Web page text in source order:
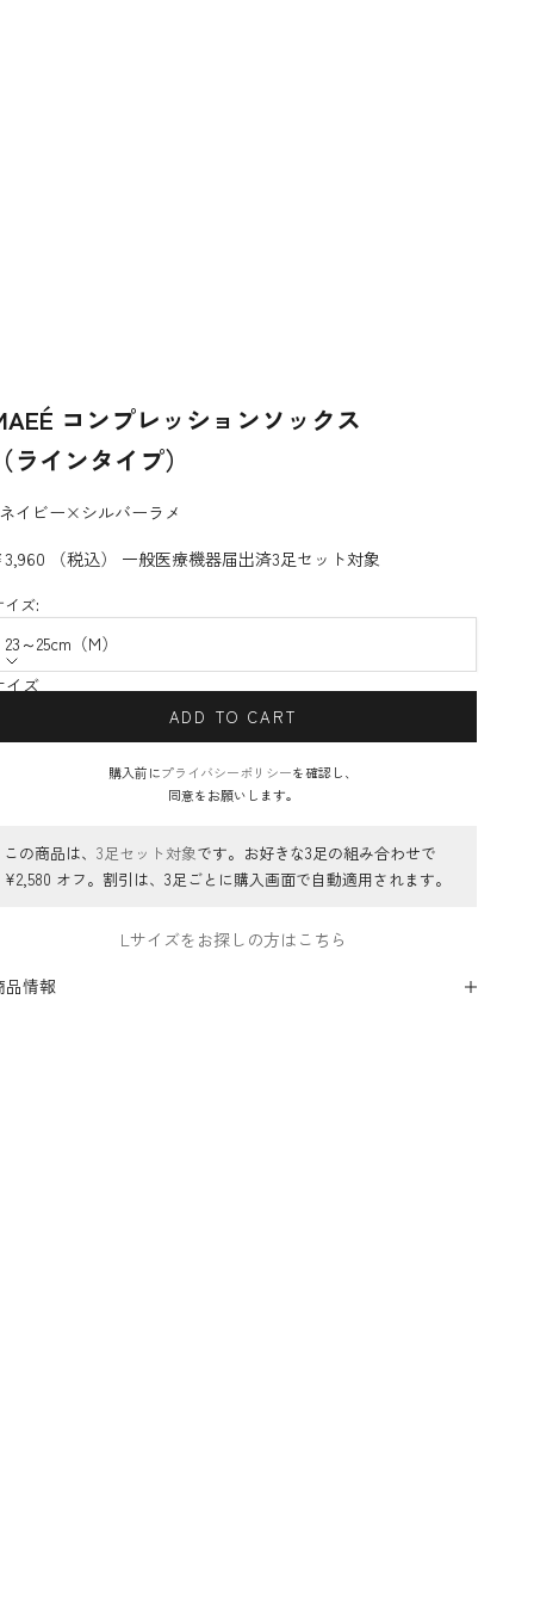
コンプレッションソックス
ラインタイプ）
ネイビー×シルバーラメ
（税込）
一般医療機器届出済3足セット対象
イズ:
23～25cm（M）
イズ
ADD TO CART
購入前にプライバシーポリシーを確認し、
同意をお願いします。
この商品は、3足セット対象です。お好きな3足の組み合わせで
¥2,580 オフ。割引は、3足ごとに購入画面で自動適用されます。
Lサイズをお探しの方はこちら
品情報